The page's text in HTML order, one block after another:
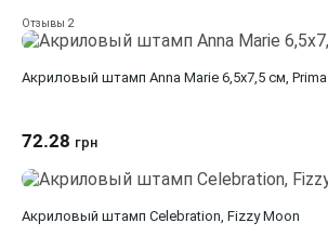
Отзывы 2
Акриловый штамп Anna Marie 6,5x7,5 см, Prima
72.28 грн
Акриловый штамп Celebration, Fizzy Moon